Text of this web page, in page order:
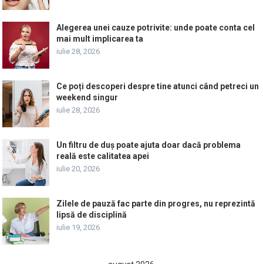
Alegerea unei cauze potrivite: unde poate conta cel
mai mult implicarea ta
iulie 28, 2026
Ce poți descoperi despre tine atunci când petreci un
weekend singur
iulie 28, 2026
Un filtru de duș poate ajuta doar dacă problema
reală este calitatea apei
iulie 20, 2026
Zilele de pauză fac parte din progres, nu reprezintă
lipsă de disciplină
iulie 19, 2026